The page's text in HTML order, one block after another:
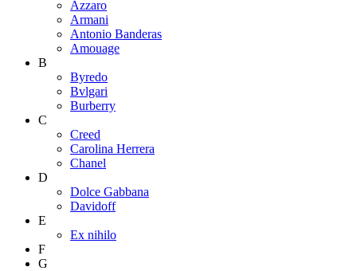
Azzaro
Armani
Antonio Banderas
Amouage
B
Byredo
Bvlgari
Burberry
C
Creed
Carolina Herrera
Chanel
D
Dolce Gabbana
Davidoff
E
Ex nihilo
F
G